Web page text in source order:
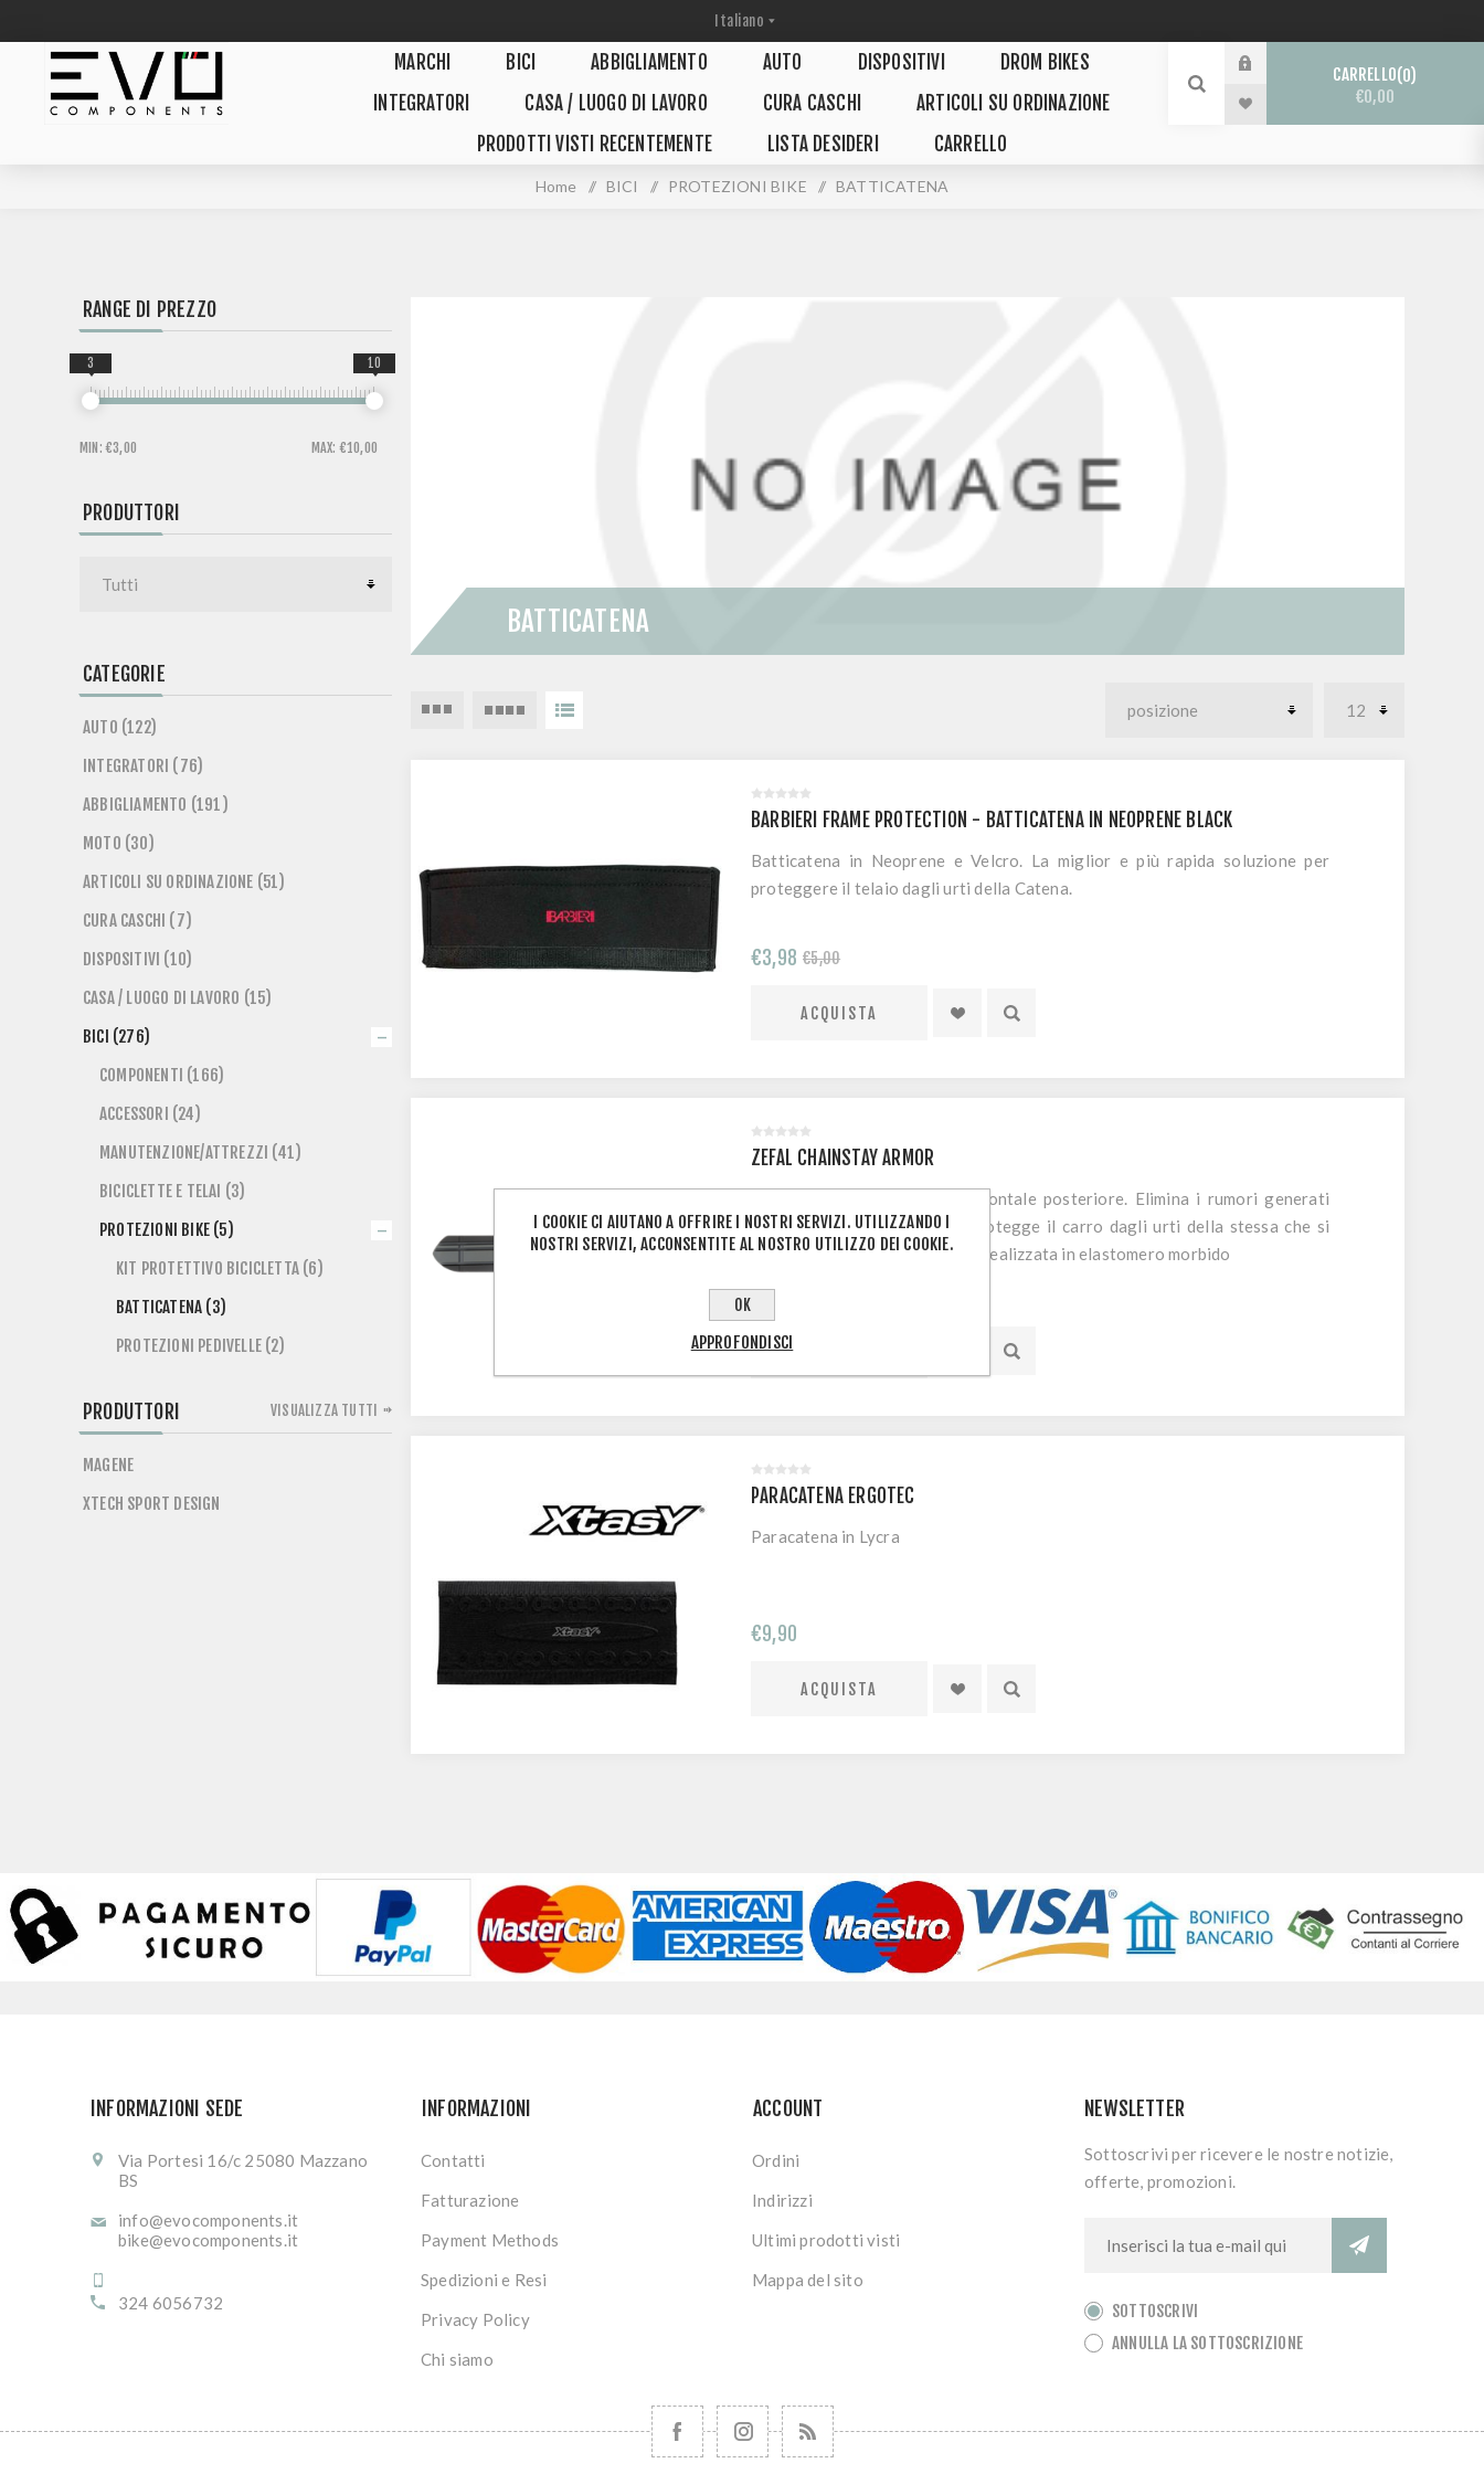
MARCHI BICI ABBIGLIAMENTO AUTO DISPOSITIVI
DROM BIKES
INTEGRATORI
CASA / LUOGO DI LAVORO CURA CASCHI
ARTICOLI SU ORDINAZIONE
PRODOTTI VISTI RECENTEMENTE
LISTA DESIDERI CARRELLO
CARRELLO 0
€0,00
Home / BICI / PROTEZIONI BIKE / BATTICATENA
BATTICATENA
BARBIERI FRAME PROTECTION - BATTICATENA IN NEOPRENE BLACK
Batticatena in Neoprene e Velcro. La miglior e più rapida soluzione per
proteggere il telaio dagli urti della Catena.
€3,98 €5,00
ZEFAL CHAINSTAY ARMOR
Protezione per il fodero orizzontale posteriore. Elimina i rumori generati
dagli impatti della catena e protegge il carro dagli urti della stessa che si
generano nei tratti sconnessi. Realizzata in elastomero morbido
€10,00
PARACATENA ERGOTEC
Paracatena in Lycra
€9,90
RANGE DI PREZZO
MIN: €3,00 MAX: €10,00
3 10
PRODUTTORI
CATEGORIE
AUTO (122)
INTEGRATORI (76)
ABBIGLIAMENTO (191)
MOTO (30)
ARTICOLI SU ORDINAZIONE (51)
CURA CASCHI (7)
DISPOSITIVI (10)
CASA / LUOGO DI LAVORO (15)
BICI (276)
COMPONENTI (166)
ACCESSORI (24)
MANUTENZIONE/ATTREZZI (41)
BICICLETTE E TELAI (3)
PROTEZIONI BIKE (5)
KIT PROTETTIVO BICICLETTA (6)
BATTICATENA (3)
PROTEZIONI PEDIVELLE (2)
PRODUTTORI
MAGENE
XTECH SPORT DESIGN
VISUALIZZA TUTTI
INFORMAZIONI SEDE
Via Portesi 16/c 25080 Mazzano
BS
info@evocomponents.it
bike@evocomponents.it
324 6056732
INFORMAZIONI
Contatti
Fatturazione
Payment Methods
Spedizioni e Resi
Privacy Policy
Chi siamo
ACCOUNT
Ordini
Indirizzi
Ultimi prodotti visti
Mappa del sito
NEWSLETTER
Sottoscrivi per ricevere le nostre notizie,
offerte, promozioni.
SOTTOSCRIVI
ANNULLA LA SOTTOSCRIZIONE
I COOKIE CI AIUTANO A OFFRIRE I NOSTRI SERVIZI. UTILIZZANDO I
NOSTRI SERVIZI, ACCONSENTITE AL NOSTRO UTILIZZO DEI COOKIE.
OK
APPROFONDISCI